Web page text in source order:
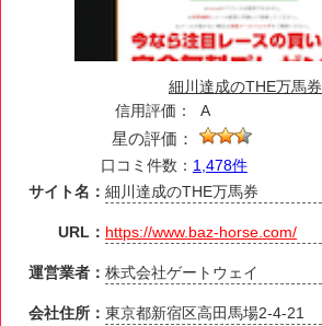
細川達成のTHE万馬券
信用評価：
A
星の評価：
口コミ件数： 1,478件
サイト名：細川達成のTHE万馬券
URL： https://www.baz-horse.com/
運営業者：株式会社ゲートウェイ
会社住所：東京都新宿区高田馬場2-4-21